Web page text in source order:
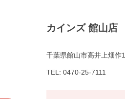
カインズ 館山店
千葉県館山市高井上畑作
TEL: 0470-25-7111